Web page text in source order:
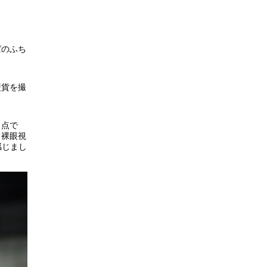
ふち
を撮
点で
眼視
まし